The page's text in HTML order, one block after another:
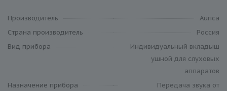
Производитель
Aurica
Cтрана производитель
Россия
Вид прибора
Индивидуальный вкладыш
ушной для слуховых
аппаратов
Назначение прибора
Передача звука от